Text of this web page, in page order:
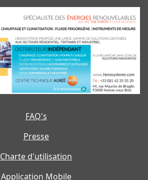
FAQ's
Presse
Charte d'utilisation
Application Mobile